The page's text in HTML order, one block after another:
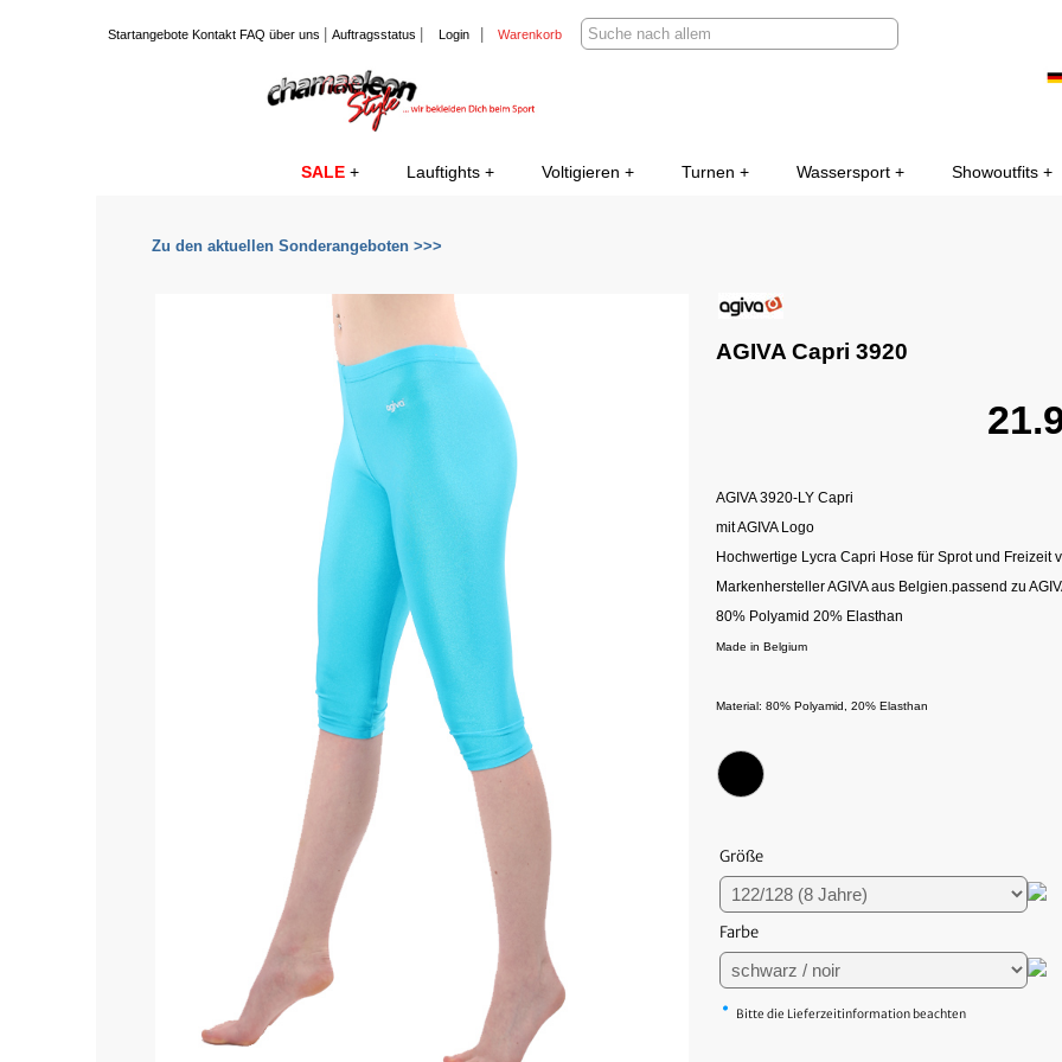
StartangeboteKontaktFAQ über uns Auftragsstatus Login Warenkorb
SALE Lauftights Voltigieren Turnen Wassersport Showoutfits
Zu den aktuellen Sonderangeboten >>>
AGIVA Capri 3920
AGIVA 3920-LY Capri
mit AGIVA Logo
Hochwertige Lycra Capri Hose für Sprot und Freizeit
Markenhersteller AGIVA aus Belgien. passend zu
80% Polyamid 20% Elasthan
Made in Belgium
Material: 80% Polyamid, 20% Elasthan
Größe
Farbe
• Bitte die Lieferzeitinformation beachten